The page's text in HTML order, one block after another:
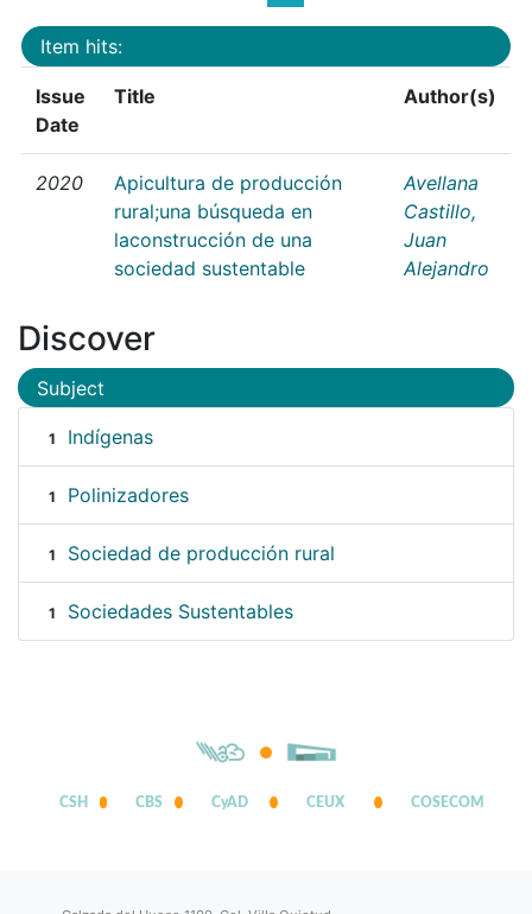
Item hits:
Issue
Date
Title Author(s)
2020
Apicultura de producción
rural;una búsqueda en
laconstrucción de una
sociedad sustentable
Avellana
Castillo,
Juan
Alejandro
Discover
Subject
1 Indígenas
1 Polinizadores
1 Sociedad de producción rural
1 Sociedades Sustentables
CSH CBS CyAD CEUX COSECOM